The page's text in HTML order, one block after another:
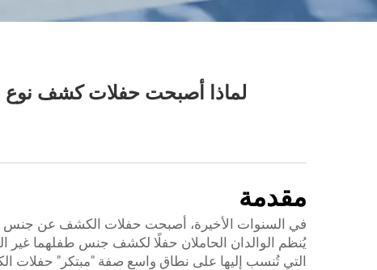
لماذا أصبحت حفلات كشف نوع
مقدمة
في السنوات الأخيرة، أصبحت حفلات الكشف عن جنس